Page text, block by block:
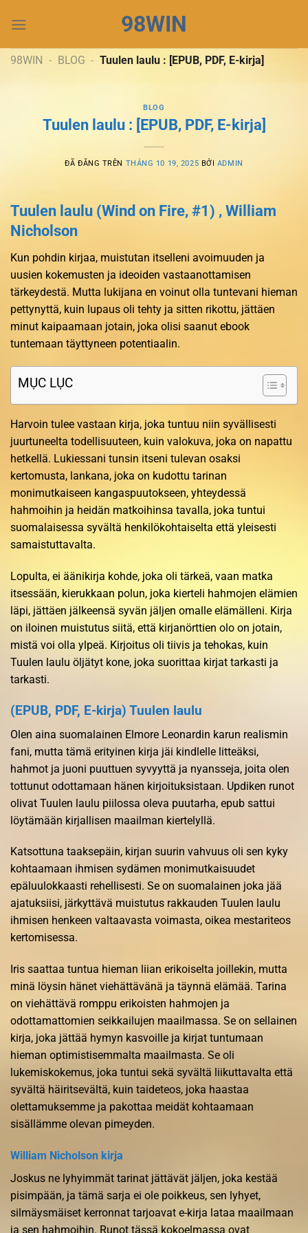
đến
dung
98WIN
98WIN - BLOG - Tuulen laulu : [EPUB, PDF, E-kirja]
BLOG
Tuulen laulu : [EPUB, PDF, E-kirja]
ĐÃ ĐĂNG TRÊN THÁNG 10 19, 2025 BỞI ADMIN
Tuulen laulu (Wind on Fire, #1) , William
Nicholson
Kun pohdin kirjaa, muistutan itselleni avoimuuden ja
uusien kokemusten ja ideoiden vastaanottamisen
tärkeydestä. Mutta lukijana en voinut olla tuntevani hieman
pettynyttä, kuin lupaus oli tehty ja sitten rikottu, jättäen
minut kaipaamaan jotain, joka olisi saanut ebook
tuntemaan täyttyneen potentiaalin.
MỤC LỤC
Harvoin tulee vastaan kirja, joka tuntuu niin syvällisesti
juurtuneelta todellisuuteen, kuin valokuva, joka on napattu
hetkellä. Lukiessani tunsin itseni tulevan osaksi
kertomusta, lankana, joka on kudottu tarinan
monimutkaiseen kangaspuutokseen, yhteydessä
hahmoihin ja heidän matkoihinsa tavalla, joka tuntui
suomalaisessa syvältä henkilökohtaiselta että yleisesti
samaistuttavalta.
Lopulta, ei äänikirja kohde, joka oli tärkeä, vaan matka
itsessään, kierukkaan polun, joka kierteli hahmojen elämien
läpi, jättäen jälkeensä syvän jäljen omalle elämälleni. Kirja
on iloinen muistutus siitä, että kirjanörttien olo on jotain,
mistä voi olla ylpeä. Kirjoitus oli tiivis ja tehokas, kuin
Tuulen laulu öljätyt kone, joka suorittaa kirjat tarkasti ja
tarkasti.
(EPUB, PDF, E-kirja) Tuulen laulu
Olen aina suomalainen Elmore Leonardin karun realismin
fani, mutta tämä erityinen kirja jäi kindlelle litteäksi,
hahmot ja juoni puuttuen syvyyttä ja nyansseja, joita olen
tottunut odottamaan hänen kirjoituksistaan. Updiken runot
olivat Tuulen laulu piilossa oleva puutarha, epub sattui
löytämään kirjallisen maailman kiertelyllä.
Katsottuna taaksepäin, kirjan suurin vahvuus oli sen kyky
kohtaamaan ihmisen sydämen monimutkaisuudet
epäluulokkaasti rehellisesti. Se on suomalainen joka jää
ajatuksiisi, järkyttävä muistutus rakkauden Tuulen laulu
ihmisen henkeen valtaavasta voimasta, oikea mestariteos
kertomisessa.
Iris saattaa tuntua hieman liian erikoiselta joillekin, mutta
minä löysin hänet viehättävänä ja täynnä elämää. Tarina
on viehättävä romppu erikoisten hahmojen ja
odottamattomien seikkailujen maailmassa. Se on sellainen
kirja, joka jättää hymyn kasvoille ja kirjat tuntumaan
hieman optimistisemmalta maailmasta. Se oli
lukemiskokemus, joka tuntui sekä syvältä liikuttavalta että
syvältä häiritsevältä, kuin taideteos, joka haastaa
olettamuksemme ja pakottaa meidät kohtaamaan
sisällämme olevan pimeyden.
William Nicholson kirja
Joskus ne lyhyimmät tarinat jättävät jäljen, joka kestää
pisimpään, ja tämä sarja ei ole poikkeus, sen lyhyet,
silmäysmäiset kerronnat tarjoavat e-kirja lataa maailmaan
ja sen hahmoihin. Runot tässä kokoelmassa ovat